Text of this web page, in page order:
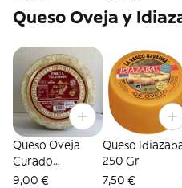
Queso Oveja y
Queso Oveja
Curado
Villapando 300
9,00 €
Queso
250 Gr
7,50 €